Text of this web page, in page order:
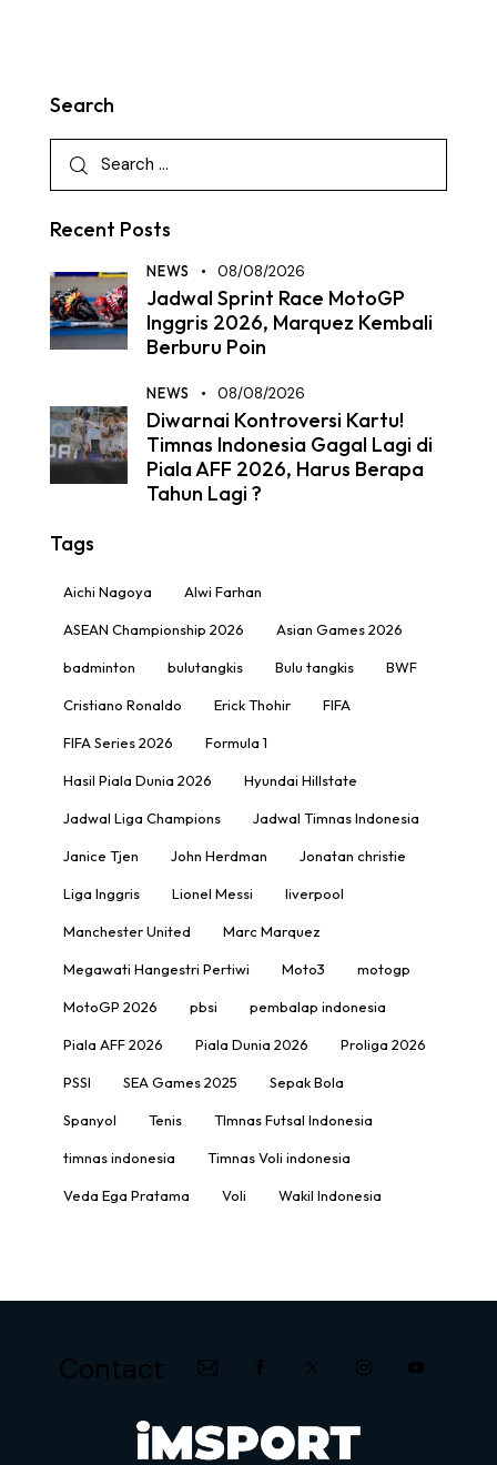
Search
Recent Posts
NEWS 08/08/2026
Jadwal Sprint Race MotoGP
Inggris 2026, Marquez Kembali
Berburu Poin
NEWS 08/08/2026
Diwarnai Kontroversi Kartu!
Timnas Indonesia Gagal Lagi di
Piala AFF 2026, Harus Berapa
Tahun Lagi ?
Tags
Aichi Nagoya Alwi Farhan
ASEAN Championship 2026 Asian Games 2026
badminton bulutangkis Bulu tangkis BWF
Cristiano Ronaldo Erick Thohir FIFA
FIFA Series 2026 Formula 1
Hasil Piala Dunia 2026 Hyundai Hillstate
Jadwal Liga Champions Jadwal Timnas Indonesia
Janice Tjen John Herdman Jonatan christie
Liga Inggris Lionel Messi liverpool
Manchester United Marc Marquez
Megawati Hangestri Pertiwi Moto3 motogp
MotoGP 2026 pbsi pembalap indonesia
Piala AFF 2026 Piala Dunia 2026 Proliga 2026
PSSI SEA Games 2025 Sepak Bola
Spanyol Tenis TImnas Futsal Indonesia
timnas indonesia Timnas Voli indonesia
Veda Ega Pratama Voli Wakil Indonesia
Contact